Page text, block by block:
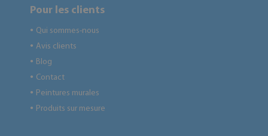
Pour les clients
● Qui sommes-nous
● Avis clients
● Blog
● Contact
● Peintures murales
● Produits sur mesure